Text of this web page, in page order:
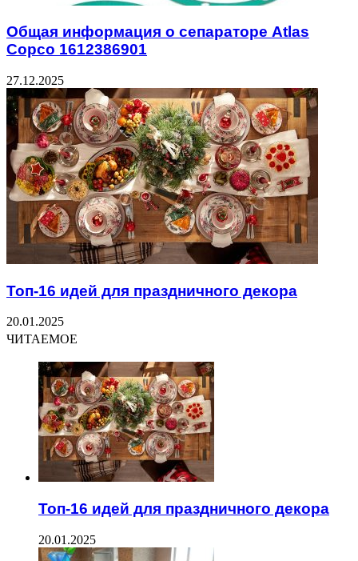
Общая информация о сепараторе Atlas
Copco 1612386901
27.12.2025
Топ-16 идей для праздничного декора
20.01.2025
ЧИТАЕМОЕ
Топ-16 идей для праздничного декора
20.01.2025